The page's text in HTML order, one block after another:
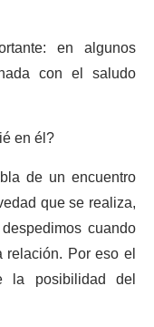
en algunos
con el saludo
en él?
de un encuentro
que se realiza,
cuando
Por eso el
la posibilidad del